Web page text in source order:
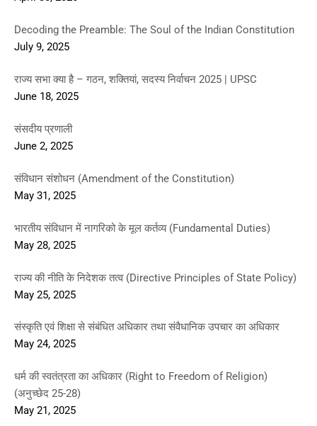
Decoding the Preamble: The Soul of the Indian Constitution
July 9, 2025
राज्य सभा क्या है – गठन, शक्तियां, सदस्य निर्वाचन 2025 | UPSC
June 18, 2025
संसदीय प्रणाली
June 2, 2025
संविधान संशोधन (Amendment of the Constitution)
May 31, 2025
भारतीय संविधान में नागरिको के मूल कर्तव्य (Fundamental Duties)
May 28, 2025
राज्य की नीति के निदेशक तत्व (Directive Principles of State Policy)
May 25, 2025
संस्कृति एवं शिक्षा से संबंधित अधिकार तथा संवैधानिक उपचार का अधिकार
May 24, 2025
धर्म की स्वतंत्रता का अधिकार (Right to Freedom of Religion)
(अनुच्छेद 25-28)
May 21, 2025